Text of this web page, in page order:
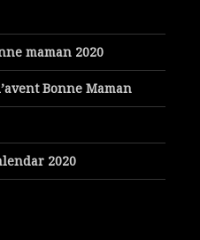
maman 2020
Bonne Maman
2020